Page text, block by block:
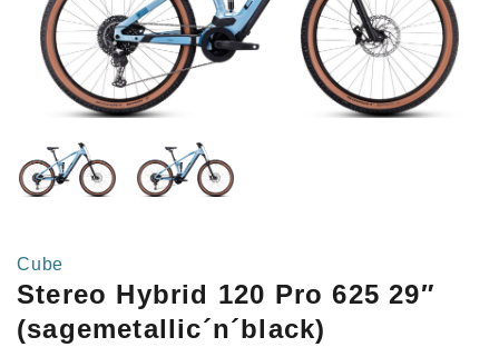
Cube
Stereo Hybrid 120 Pro 625 29″
(sagemetallic´n´black)